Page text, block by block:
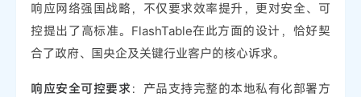
响应网络强国战略，不仅要求效率提升，更对安全、可
控提出了高标准。FlashTable在此方面的设计，恰好契
合了政府、国央企及关键行业客户的核心诉求。
响应安全可控要求：产品支持完整的本地私有化部署方